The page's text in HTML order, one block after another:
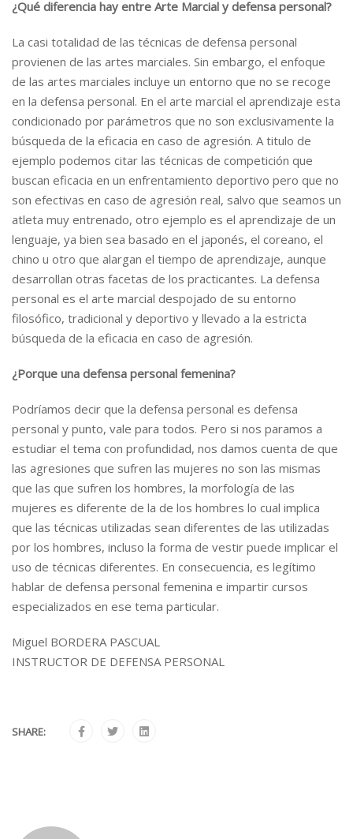
¿Qué diferencia hay entre Arte Marcial y defensa personal?
La casi totalidad de las técnicas de defensa personal
provienen de las artes marciales. Sin embargo, el enfoque
de las artes marciales incluye un entorno que no se recoge
en la defensa personal. En el arte marcial el aprendizaje esta
condicionado por parámetros que no son exclusivamente la
búsqueda de la eficacia en caso de agresión. A titulo de
ejemplo podemos citar las técnicas de competición que
buscan eficacia en un enfrentamiento deportivo pero que no
son efectivas en caso de agresión real, salvo que seamos un
atleta muy entrenado, otro ejemplo es el aprendizaje de un
lenguaje, ya bien sea basado en el japonés, el coreano, el
chino u otro que alargan el tiempo de aprendizaje, aunque
desarrollan otras facetas de los practicantes. La defensa
personal es el arte marcial despojado de su entorno
filosófico, tradicional y deportivo y llevado a la estricta
búsqueda de la eficacia en caso de agresión.
¿Porque una defensa personal femenina?
Podríamos decir que la defensa personal es defensa
personal y punto, vale para todos. Pero si nos paramos a
estudiar el tema con profundidad, nos damos cuenta de que
las agresiones que sufren las mujeres no son las mismas
que las que sufren los hombres, la morfología de las
mujeres es diferente de la de los hombres lo cual implica
que las técnicas utilizadas sean diferentes de las utilizadas
por los hombres, incluso la forma de vestir puede implicar el
uso de técnicas diferentes. En consecuencia, es legítimo
hablar de defensa personal femenina e impartir cursos
especializados en ese tema particular.
Miguel BORDERA PASCUAL
INSTRUCTOR DE DEFENSA PERSONAL
SHARE: